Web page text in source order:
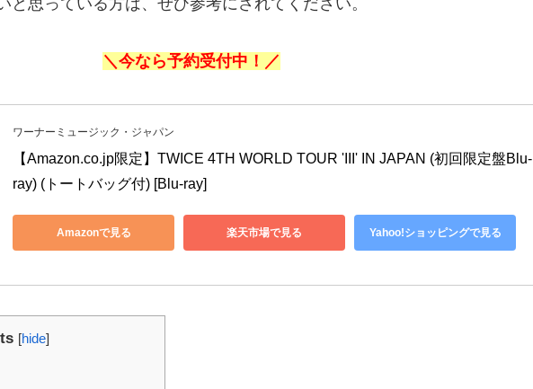
＼今なら予約受付中！／
ワーナーミュージック・ジャパン
【Amazon.co.jp限定】TWICE 4TH WORLD TOUR 'III' IN JAPAN (初回限定盤Blu-
ray) (トートバッグ付) [Blu-ray]
Amazonで見る 楽天市場で見る Yahoo!ショッピングで見る
[hide]